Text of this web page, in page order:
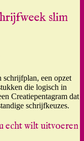
slim
schrijfplan, een opzet
die logisch in
Creatiepentagram dat
schrijfkeuzes.
echt wilt uitvoeren